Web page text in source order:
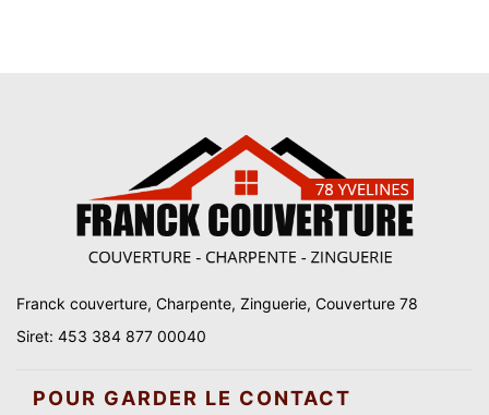
Franck couverture, Charpente, Zinguerie, Couverture 78
Siret: 453 384 877 00040
POUR GARDER LE CONTACT